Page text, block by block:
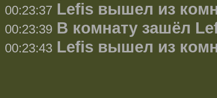
00:23:37 Lefis вышел из
00:23:39 В комнату зашёл
00:23:43 Lefis вышел из